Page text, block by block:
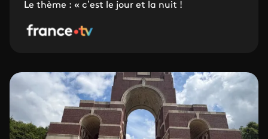
Le thème : « c’est le jour et la nuit !